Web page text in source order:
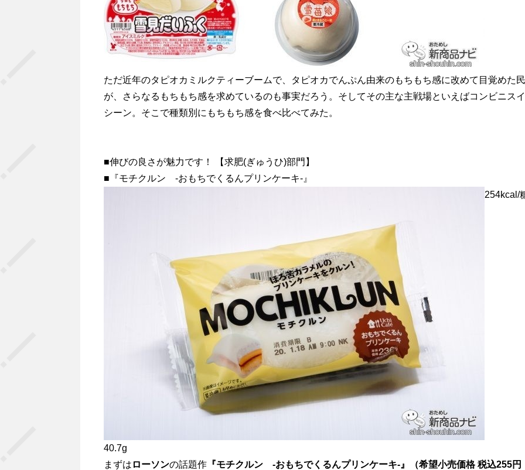
ただ近年のタピオカミルクティーブームで、タピオカでんぷん由来のもちもち感に改めて目覚めた
が、さらなるもちもち感を求めているのも事実だろう。そしてその主な主戦場といえばコンビニス
シーン。そこで種類別にもちもち感を食べ比べてみた。
■伸びの良さが魅力です！ 【求肥(ぎゅうひ)部門】
■『モチクルン -おもちでくるんプリンケーキ-』
254kcal/
40.7g
まずは ローソンの話題作 『モチクルン -おもちでくるんプリンケーキ-』（希望小売価格 税込255円